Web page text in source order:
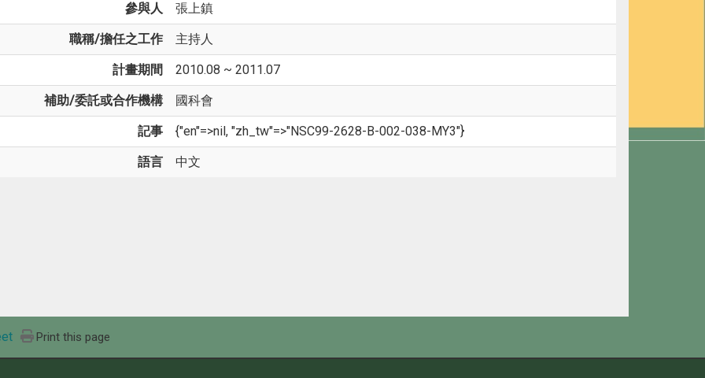
參與人 張上鎮
職稱/擔任之工作 主持人
計畫期間 2010.08 ~ 2011.07
補助/委託或合作機構 國科會
記事 {"en"=>nil, "zh_tw"=>"NSC99-2628-B-002-038-MY3"}
語言 中文
Print this page